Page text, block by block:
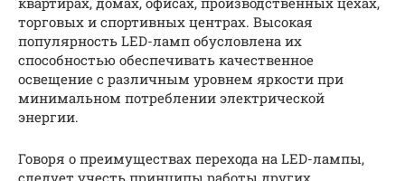
торговых и спортивных центрах. Высокая
популярность LED-ламп обусловлена их
способностью обеспечивать качественное
освещение с различным уровнем яркости при
минимальном потреблении электрической
энергии.
Говоря о преимуществах перехода на LED-лампы,
следует учесть принципы работы других